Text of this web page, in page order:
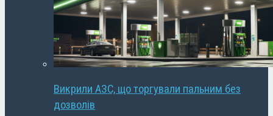
Викрили АЗС, що торгували пальним без
дозволів